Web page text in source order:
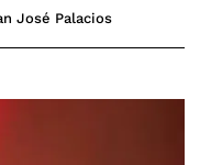
José Palacios